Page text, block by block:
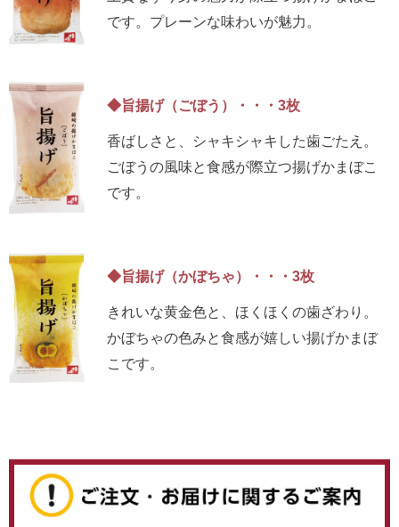
です。プレーンな味わいが魅力。
◆旨揚げ（ごぼう）・・・3枚
香ばしさと、シャキシャキした歯ごたえ。
ごぼうの風味と食感が際立つ揚げかまぼこ
です。
◆旨揚げ（かぼちゃ）・・・3枚
きれいな黄金色と、ほくほくの歯ざわり。
かぼちゃの色みと食感が嬉しい揚げかまぼ
こです。